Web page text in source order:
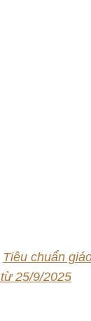
Tiêu chuẩn
25/9/2025